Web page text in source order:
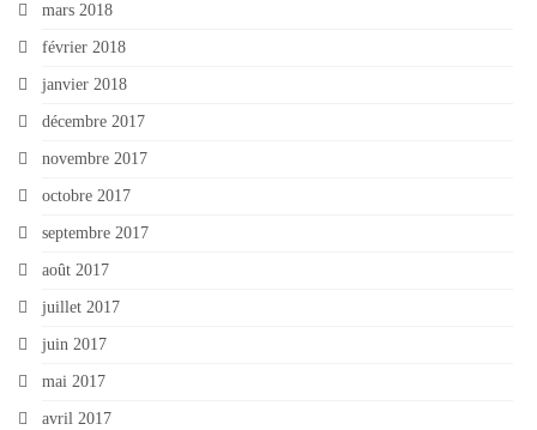
mars 2018
février 2018
janvier 2018
décembre 2017
novembre 2017
octobre 2017
septembre 2017
août 2017
juillet 2017
juin 2017
mai 2017
avril 2017